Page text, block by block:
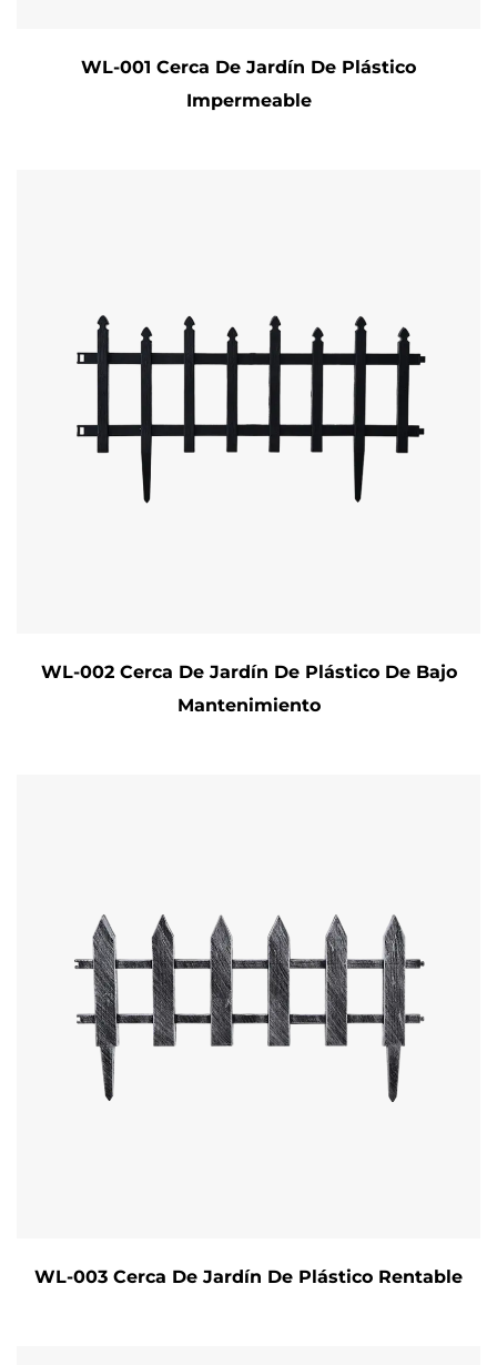
WL-001 Cerca De Jardín De Plástico
Impermeable
WL-002 Cerca De Jardín De Plástico De Bajo
Mantenimiento
WL-003 Cerca De Jardín De Plástico Rentable